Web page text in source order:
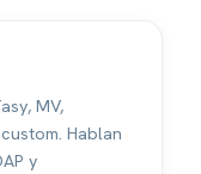
MV,
Hablan
y